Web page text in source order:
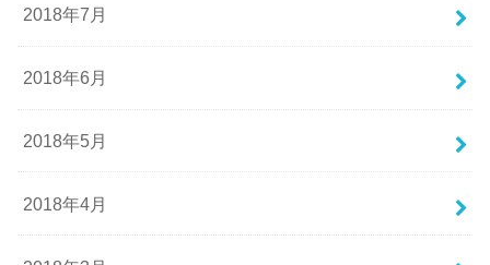
2018年7月
2018年6月
2018年5月
2018年4月